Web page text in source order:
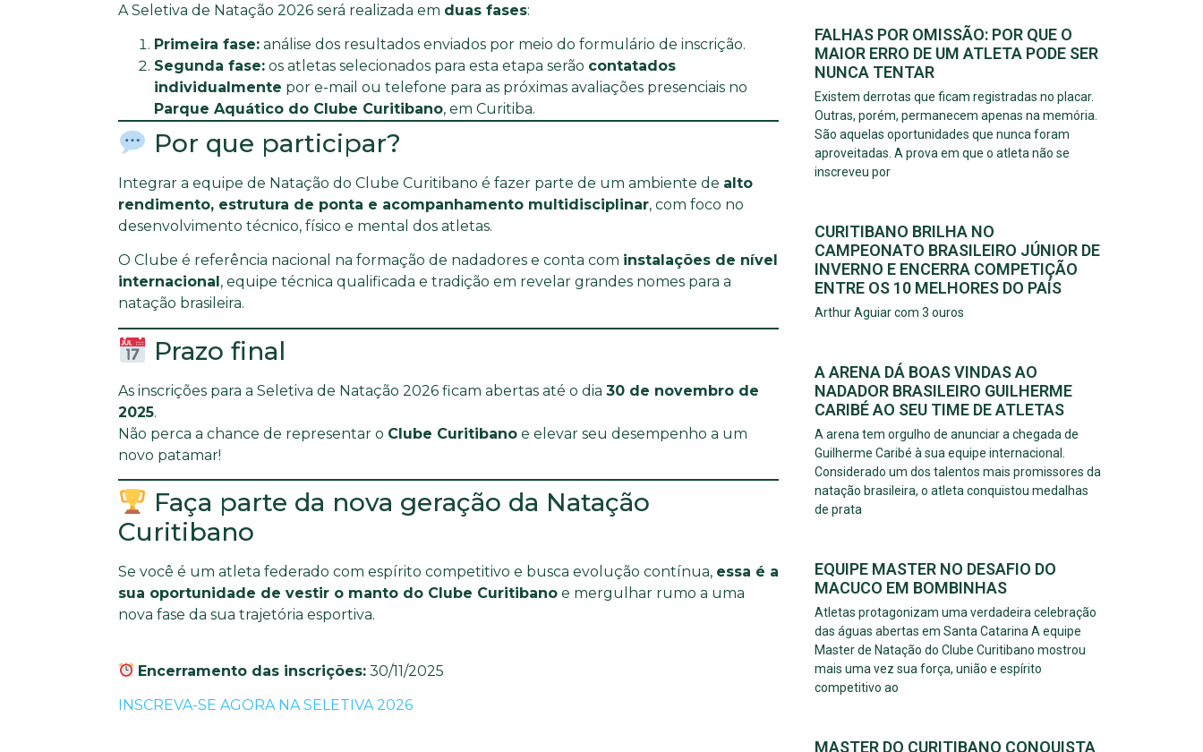
A Seletiva de Natação 2026 será realizada em duas fases:
Primeira fase: análise dos resultados enviados por meio do formulário de inscrição.
Segunda fase: os atletas selecionados para esta etapa serão contatados
individualmente por e-mail ou telefone para as próximas avaliações presenciais no
Parque Aquático do Clube Curitibano, em Curitiba.
Por que participar?
Integrar a equipe de Natação do Clube Curitibano é fazer parte de um ambiente de alto
rendimento, estrutura de ponta e acompanhamento multidisciplinar, com foco no
desenvolvimento técnico, físico e mental dos atletas.
O Clube é referência nacional na formação de nadadores e conta com instalações de nível
internacional , equipe técnica qualificada e tradição em revelar grandes nomes para a
natação brasileira.
Prazo final
As inscrições para a Seletiva de Natação 2026 ficam abertas até o dia 30 de novembro de
2025.
Não perca a chance de representar o Clube Curitibano e elevar seu desempenho a um
novo patamar!
Faça parte da nova geração da Natação
Curitibano
Se você é um atleta federado com espírito competitivo e busca evolução contínua, essa é a
sua oportunidade de vestir o manto do Clube Curitibano e mergulhar rumo a uma
nova fase da sua trajetória esportiva.
Encerramento das inscrições: 30/11/2025
INSCREVA-SE AGORA NA SELETIVA 2026
FALHAS POR OMISSÃO: POR QUE O
MAIOR ERRO DE UM ATLETA PODE SER
NUNCA TENTAR
Existem derrotas que ficam registradas no placar.
Outras, porém, permanecem apenas na memória.
São aquelas oportunidades que nunca foram
aproveitadas. A prova em que o atleta não se
inscreveu por
CURITIBANO BRILHA NO
CAMPEONATO BRASILEIRO JÚNIOR DE
INVERNO E ENCERRA COMPETIÇÃO
ENTRE OS 10 MELHORES DO PAÍS
Arthur Aguiar com 3 ouros
A ARENA DÁ BOAS VINDAS AO
NADADOR BRASILEIRO GUILHERME
CARIBÉ AO SEU TIME DE ATLETAS
A arena tem orgulho de anunciar a chegada de
Guilherme Caribé à sua equipe internacional.
Considerado um dos talentos mais promissores da
natação brasileira, o atleta conquistou medalhas
de prata
EQUIPE MASTER NO DESAFIO DO
MACUCO EM BOMBINHAS
Atletas protagonizam uma verdadeira celebração
das águas abertas em Santa Catarina A equipe
Master de Natação do Clube Curitibano mostrou
mais uma vez sua força, união e espírito
competitivo ao
MASTER DO CURITIBANO CONQUISTA